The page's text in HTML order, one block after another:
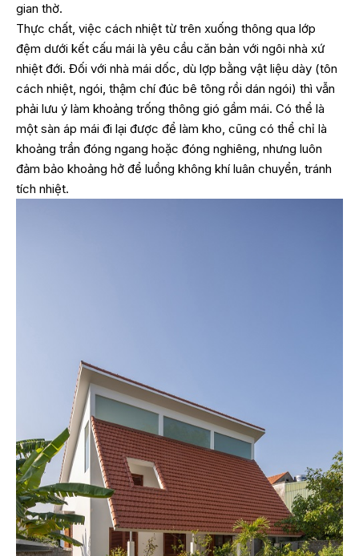
gian thờ.
Thực chất, việc cách nhiệt từ trên xuống thông qua lớp
đệm dưới kết cấu mái là yêu cầu căn bản với ngôi nhà xứ
nhiệt đới. Đối với nhà mái dốc, dù lợp bằng vật liệu dày (tôn
cách nhiệt, ngói, thậm chí đúc bê tông rồi dán ngói) thì vẫn
phải lưu ý làm khoảng trống thông gió gầm mái. Có thể là
một sàn áp mái đi lại được để làm kho, cũng có thể chỉ là
khoảng trần đóng ngang hoặc đóng nghiêng, nhưng luôn
đảm bảo khoảng hở để luồng không khí luân chuyển, tránh
tích nhiệt.